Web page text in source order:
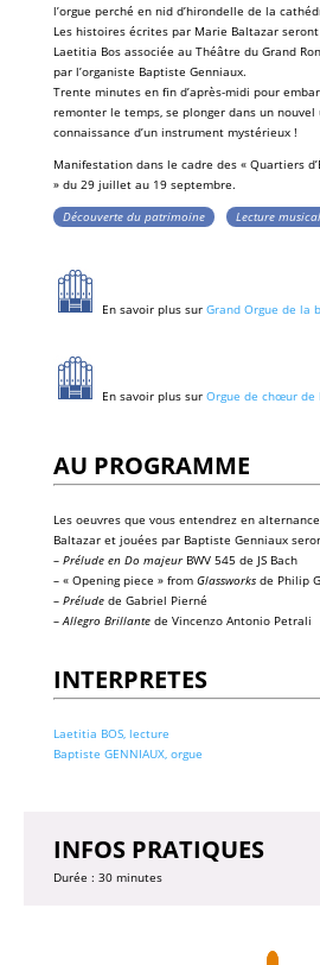
l’orgue perché en nid d’hirondelle de la
Les histoires écrites par Marie Baltazarseront
Laetitia Bosassociée au Théâtre du Grand
par l’organiste Baptiste Genniaux.
Trente minutes en fin d’après-midi pour
remonter le temps, se plonger dans un
connaissance d’un instrument mystérieux !
Manifestation dans le cadre des « Quartiers
» du 29 juillet au 19 septembre.
Découverte du patrimoine
Lecture
En savoir plus sur Grand Orgue de la
En savoir plus sur Orgue de chœur de
AU PROGRAMME
Les oeuvres que vous entendrez en
Baltazar et jouées par Baptiste Genniaux
– Prélude en Do majeurBWV 545 de JS Bach
– « Opening piece » from Glassworksde Philip
– Préludede Gabriel Pierné
–Allegro Brillantede Vincenzo Antonio Petrali
INTERPRETES
Laetitia BOS, lecture
Baptiste GENNIAUX, orgue
INFOS PRATIQUES
Durée : 30 minutes